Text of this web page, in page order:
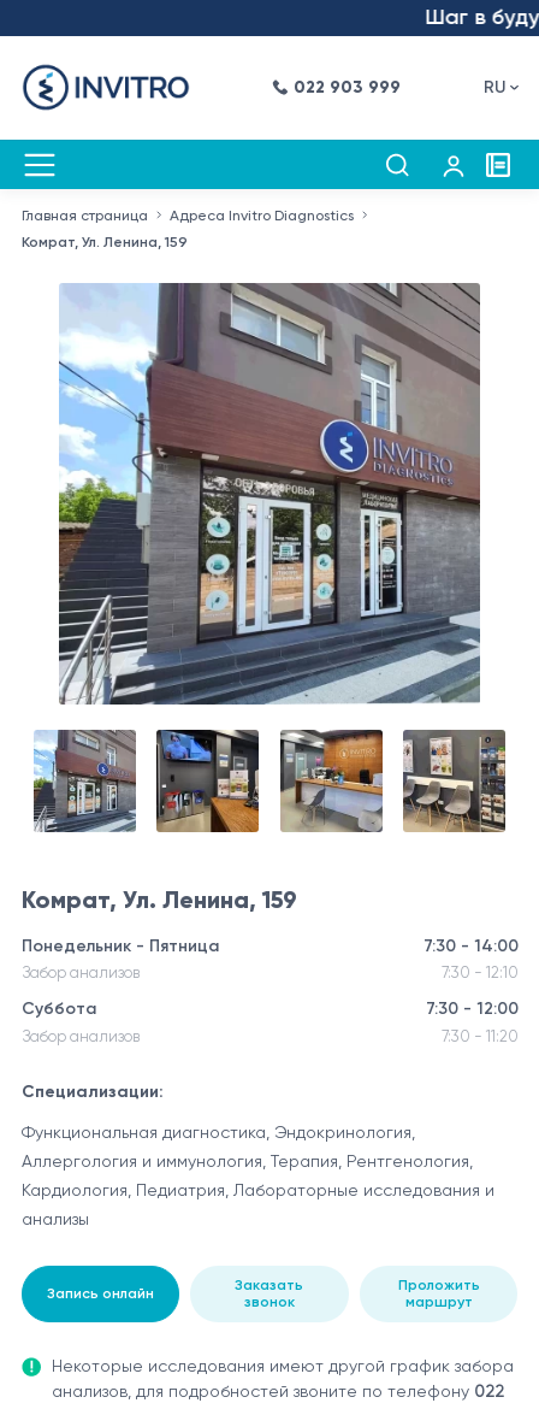
Шаг в будущее
022 903 999 RU
Главная страница
Адреса Invitro Diagnostics
Комрат, Ул. Ленина, 159
Комрат, Ул. Ленина, 159
Понедельник - Пятница 7:30 - 14:00
Забор анализов 7:30 - 12:10
Суббота 7:30 - 12:00
Забор анализов 7:30 - 11:20
Специализации:
Функциональная диагностика, Эндокринология,
Аллергология и иммунология, Терапия, Рентгенология,
Кардиология, Педиатрия, Лабораторные исследования и
анализы
Запись онлайн
Заказать
звонок
Проложить
маршрут
Некоторые исследования имеют другой график забора
анализов, для подробностей звоните по телефону 022